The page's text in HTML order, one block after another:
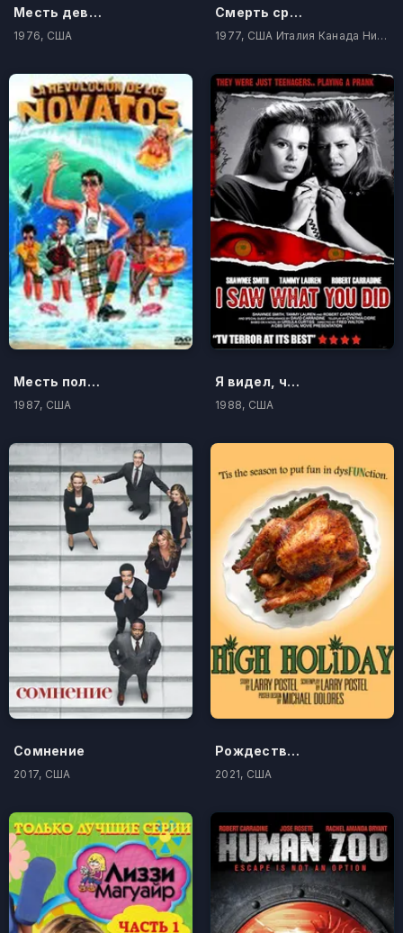
Месть девочек из группы поддержки
1976, США
Смерть среди айсбергов
1977, США Италия Канада Нидерланды
Месть полудурков 2: Полудурки в раю
1987, США
Я видел, что ты сделал
1988, США
Сомнение
2017, США
Рождество под кайфом
2021, США